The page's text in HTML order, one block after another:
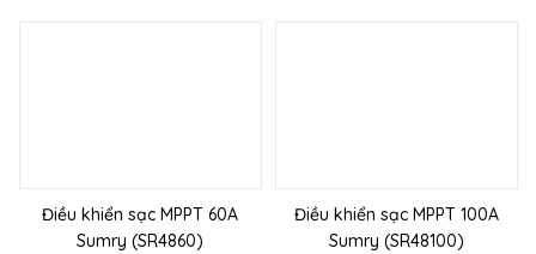
Điều khiển sạc MPPT 60A
Sumry (SR4860)
Điều khiển sạc MPPT 100A
Sumry (SR48100)